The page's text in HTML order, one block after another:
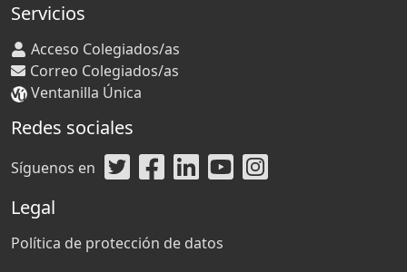
Servicios
Acceso Colegiados/as
Correo Colegiados/as
Ventanilla Única
Redes sociales
Síguenos en
Legal
Política de protección de datos